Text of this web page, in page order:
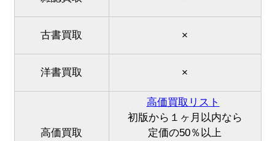
古書買取 ×
洋書買取 ×
高価買取
高価買取リスト
初版から１ヶ月以内なら
定価の50％以上